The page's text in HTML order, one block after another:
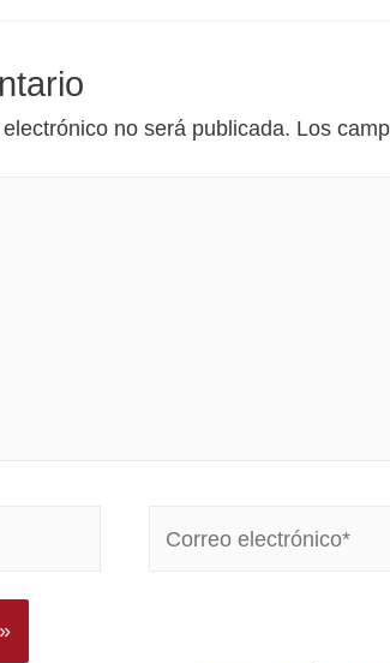
no será publicada. Los